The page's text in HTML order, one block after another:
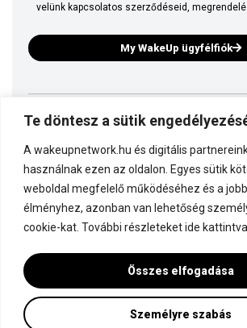
Te döntesz a sütik
A wakeupnetwork.hu és digitális
használnak ezen az oldalon. Egyes sütik
weboldal megfelelő működéséhez és a
élményhez, azonban van lehetőség
cookie-kat. További részleteket ide
Személyre szabás
Összes elfogadása
velünk kapcsolatos szerződéseid,
My WakeUp ügyfélfiók
Ez is a WakeUp
Kapcsolódj a WakeUp-hoz!
Dokumentáció